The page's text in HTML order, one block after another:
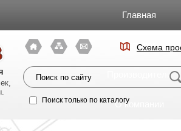
Главная
Каталог
Производители
О компании
Схема
Поиск только по каталогу